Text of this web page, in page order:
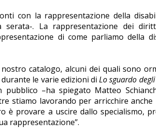
con la rappresentazione della
serata-. La rappresentazione dei
di come parliamo della
catalogo, alcuni dei quali sono
le varie edizioni diLo sguardo
–ha spiegato Matteo
stiamo lavorando per arricchire
è provare a uscire dallo specialismo,
rappresentazione”.